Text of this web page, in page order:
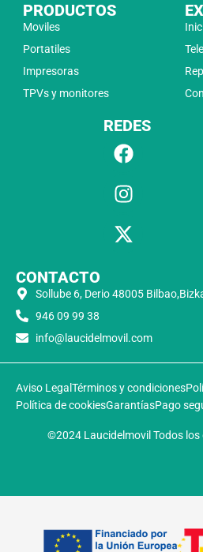
PRODUCTOS
Moviles
Portatiles
Impresoras
TPVs y monitores
REDES
CONTACTO
Sollube 6, Derio 48005
946 09 99 38
info@laucidelmovil.com
Aviso Legal Términos y condiciones
Política de cookiesGarantíasPago
©2024 Laucidelmovil Todos los